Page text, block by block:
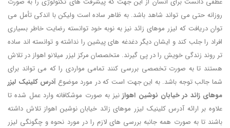
روزانه حتی می تواند شاهد باشد. به ظاهر ساده است ولیکن با اندکی تأمل می
توان دریافت که لیزر موهای زائد نیز به نوبه خود توانسته رضایت خاطر بسیاری
افراد را جلب کند و ایشان دیگر دغدغه های پیشین را نداشته و توانسته اند ساده
تر روند زندگی خویش را در پی گیرند. متخصصان مرکز لیزر میلانو اهواز در تلاش
هستند تا به صورت تخصصی بررسی کنند تمامی مواردی را که می تواند برای
شما جالب توجه باشد. به این جهت است که در مورد موضوعآدرس کلینیک لیزر
موهای زائد در خیابان نوشین اهوازنیز به صورت موشکافانه وارد عمل شده تا
علاوه بر ارائه آدرس کلینیک لیزر موهای زائد خیابان نوشین اهواز تلاش داشته
باشند تا به صورت همه جانبه بررسی های لازم را در مورد نحوه و چگونگی لیزر